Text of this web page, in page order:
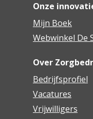
Onze
Mijn Boek
Webwinkel De
Over
Bedrijfsprofiel
Vacatures
Vrijwilligers